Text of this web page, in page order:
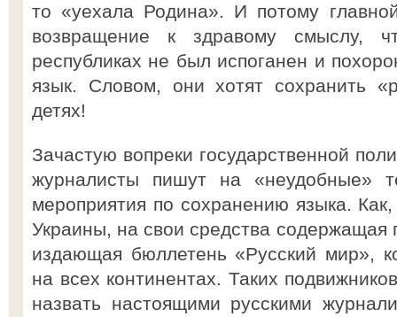
то «уехала Родина». И потому
возвращение к здравому смыслу,
республиках не был испоганен и
язык. Словом, они хотят сохранить
детях!
Зачастую вопреки государственной
журналисты пишут на «неудобные»
мероприятия по сохранению языка.
Украины, на свои средства
издающая бюллетень «Русский мир»,
на всех континентах. Таких
назвать настоящими русскими